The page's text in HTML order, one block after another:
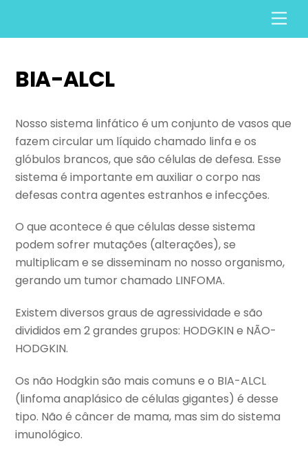
BIA-ALCL
Nosso sistema linfático é um conjunto de vasos que
fazem circular um líquido chamado linfa e os
glóbulos brancos, que são células de defesa. Esse
sistema é importante em auxiliar o corpo nas
defesas contra agentes estranhos e infecções.
O que acontece é que células desse sistema
podem sofrer mutações (alterações), se
multiplicam e se disseminam no nosso organismo,
gerando um tumor chamado LINFOMA.
Existem diversos graus de agressividade e são
divididos em 2 grandes grupos: HODGKIN e NÃO-
HODGKIN.
Os não Hodgkin são mais comuns e o BIA-ALCL
(linfoma anaplásico de células gigantes) é desse
tipo. Não é câncer de mama, mas sim do sistema
imunológico.